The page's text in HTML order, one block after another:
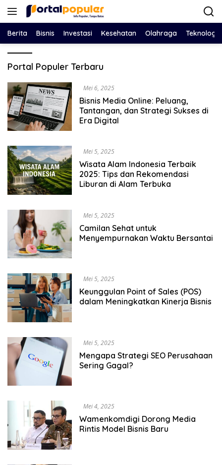
Langsung
Berita Bisnis Investasi Kesehatan Olahraga Teknologi
Portal
Portal Populer Terbaru
Mei 6, 2025
Bisnis Media Online: Peluang,
Tantangan, dan Strategi Sukses di
Era Digital
Mei 5, 2025
Wisata Alam Indonesia Terbaik
2025: Tips dan Rekomendasi
Liburan di Alam Terbuka
Mei 5, 2025
Camilan Sehat untuk
Menyempurnakan Waktu Bersantai
Mei 5, 2025
Keunggulan Point of Sales (POS)
dalam Meningkatkan Kinerja Bisnis
Mei 5, 2025
Mengapa Strategi SEO Perusahaan
Sering Gagal?
Mei 4, 2025
Wamenkomdigi Dorong Media
Rintis Model Bisnis Baru